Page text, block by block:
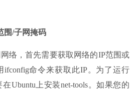
围/子网掩码
络，首先需要获取网络的IP范围或
命令来获取此IP。为了运行
Ubuntu上安装net-tools。如果您的